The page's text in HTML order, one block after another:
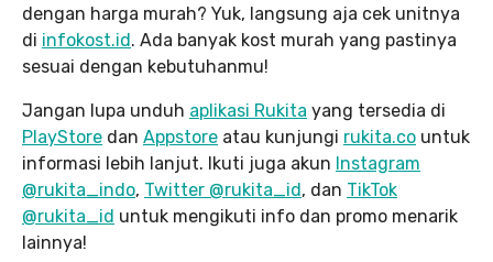
dengan harga murah? Yuk, langsung aja cek unitnya
di infokost.id. Ada banyak kost murah yang pastinya
sesuai dengan kebutuhanmu!
Jangan lupa unduh aplikasi Rukita yang tersedia di
PlayStore dan Appstore atau kunjungi rukita.co untuk
informasi lebih lanjut. Ikuti juga akun Instagram
@rukita_indo, Twitter @rukita_id, dan TikTok
@rukita_id untuk mengikuti info dan promo menarik
lainnya!